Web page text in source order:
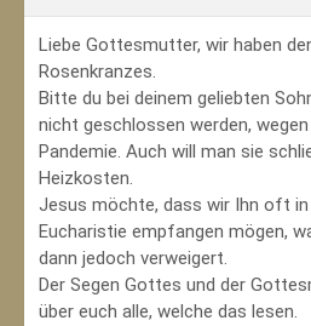
Liebe Gottesmutter, wir haben
Rosenkranzes.
Bitte du bei deinem geliebten
nicht geschlossen werden,
Pandemie. Auch will man sie
Heizkosten.
Jesus möchte, dass wir Ihn oft in
Eucharistie empfangen mögen,
dann jedoch verweigert.
Der Segen Gottes und der
über euch alle, welche das lesen.